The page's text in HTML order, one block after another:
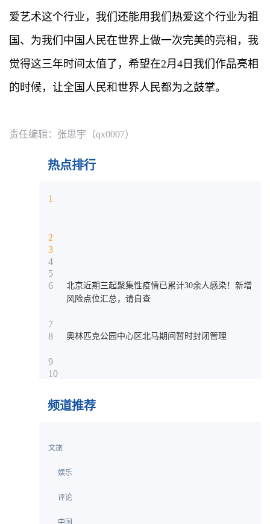
爱艺术这个行业，我们还能用我们热爱这个行业为祖
国、为我们中国人民在世界上做一次完美的亮相，我
觉得这三年时间太值了，希望在2月4日我们作品亮相
的时候，让全国人民和世界人民都为之鼓掌。
责任编辑：张思宇（qx0007）
热点排行
1
2
3
4
5
6
北京近期三起聚集性疫情已累计30余人感染！新增
风险点位汇总，请自查
7
8
奥林匹克公园中心区北马期间暂时封闭管理
9
10
频道推荐
文旅
娱乐
评论
中国